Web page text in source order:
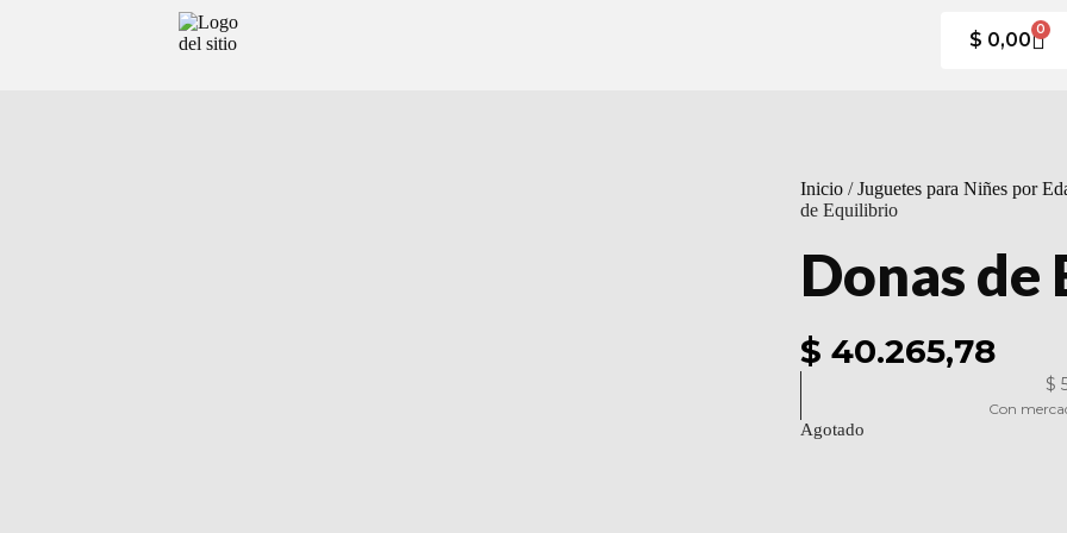
$ 0,00 0
Inicio/Juguetes para Niñes por
de Equilibrio
Donas
$ 40.265,78
$
Con
Agotado